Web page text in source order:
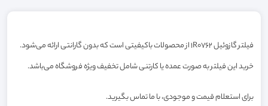
فیلتر گازوئیل 1R0762 از محصولات باکیفیتی است که بدون گارانتی ارائه می‌شود.
خرید این فیلتر به صورت عمده یا کارتنی شامل تخفیف ویژه فروشگاه می‌باشد.
برای استعلام قیمت و موجودی، با ما تماس بگیرید.